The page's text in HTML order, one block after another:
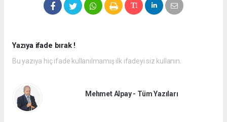
Yazıya ifade bırak !
Bu yazıya hiç ifade kullanılmamış ilk ifadeyi siz kullanın.
Mehmet Alpay - Tüm Yazıları